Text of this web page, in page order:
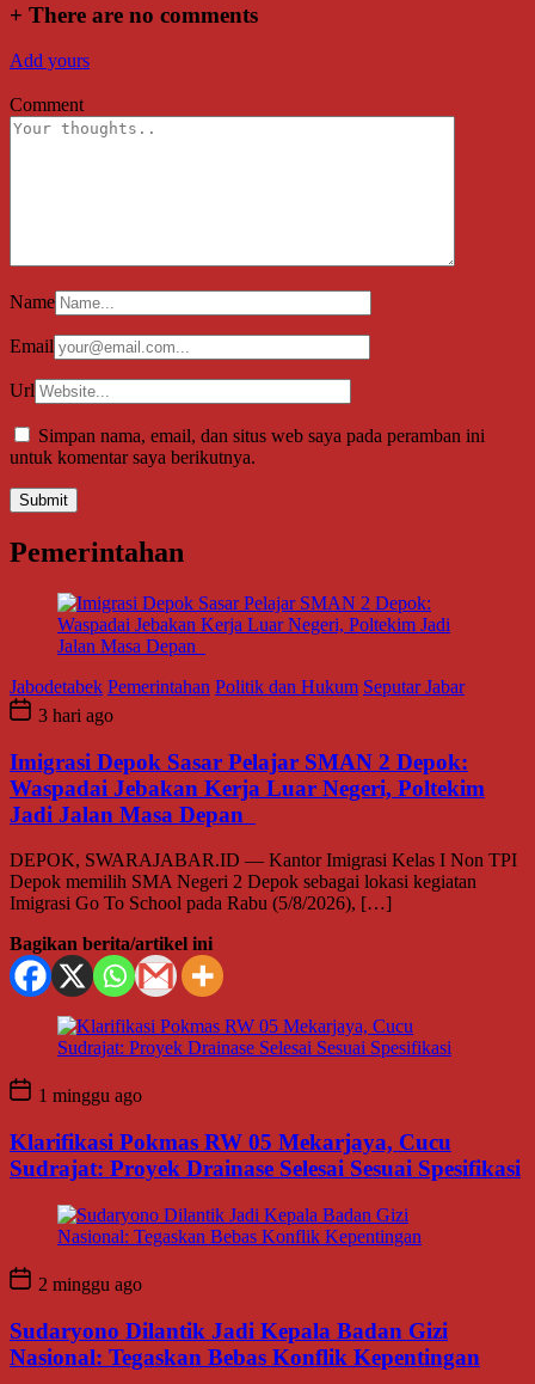
+ There are no comments
Add yours
Comment
Name
Email
Url
Simpan nama, email, dan situs web saya pada peramban ini
untuk komentar saya berikutnya.
Pemerintahan
Jabodetabek Pemerintahan Politik dan Hukum Seputar Jabar
3 hari ago
Imigrasi Depok Sasar Pelajar SMAN 2 Depok:
Waspadai Jebakan Kerja Luar Negeri, Poltekim
Jadi Jalan Masa Depan
DEPOK, SWARAJABAR.ID — Kantor Imigrasi Kelas I Non TPI
Depok memilih SMA Negeri 2 Depok sebagai lokasi kegiatan
Imigrasi Go To School pada Rabu (5/8/2026), […]
Bagikan berita/artikel ini
1 minggu ago
Klarifikasi Pokmas RW 05 Mekarjaya, Cucu
Sudrajat: Proyek Drainase Selesai Sesuai Spesifikasi
2 minggu ago
Sudaryono Dilantik Jadi Kepala Badan Gizi
Nasional: Tegaskan Bebas Konflik Kepentingan